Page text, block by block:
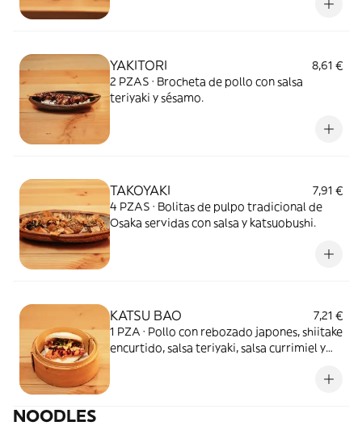
YAKITORI
8,61 €
2 PZAS · Brocheta de pollo con salsa
teriyaki y sésamo.
TAKOYAKI
7,91 €
4 PZAS · Bolitas de pulpo tradicional de
Osaka servidas con salsa y katsuobushi.
KATSU BAO
7,21 €
1 PZA · Pollo con rebozado japones, shiitake
encurtido, salsa teriyaki, salsa currimiel y
NOODLES